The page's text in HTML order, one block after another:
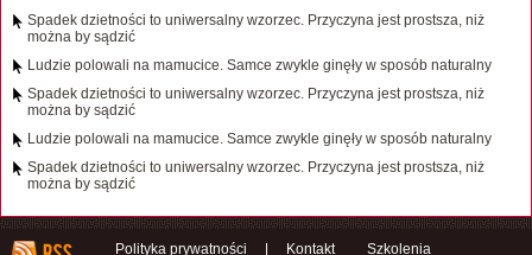
Spadek dzietności to uniwersalny wzorzec. Przyczyna jest prostsza, niż
można by sądzić
Ludzie polowali na mamucice. Samce zwykle ginęły w sposób naturalny
Spadek dzietności to uniwersalny wzorzec. Przyczyna jest prostsza, niż
można by sądzić
Ludzie polowali na mamucice. Samce zwykle ginęły w sposób naturalny
Spadek dzietności to uniwersalny wzorzec. Przyczyna jest prostsza, niż
można by sądzić
Polityka prywatności Kontakt Szkolenia